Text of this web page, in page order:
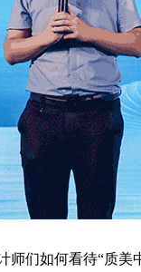
们如何看待“质美